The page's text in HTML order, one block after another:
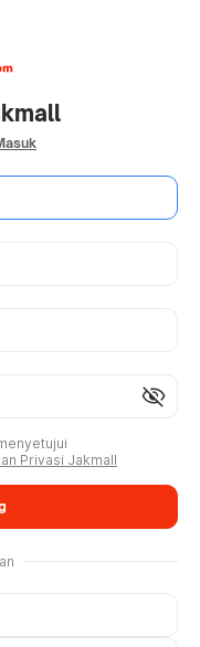
visibility_off
Privasi Jakmall